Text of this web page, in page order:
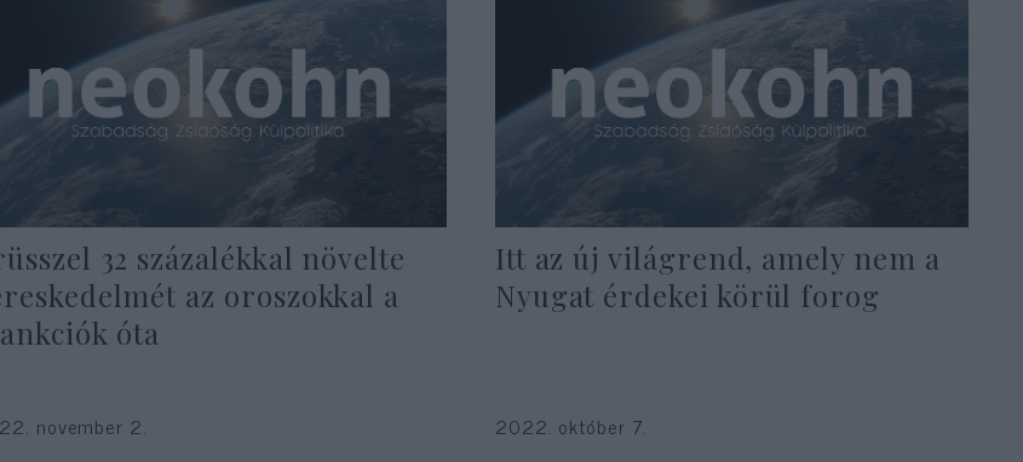
32 százalékkal növelte
az oroszokkal a
óta
november 2.
Itt az új világrend, amely nem a
Nyugat érdekei körül forog
2022. október 7.